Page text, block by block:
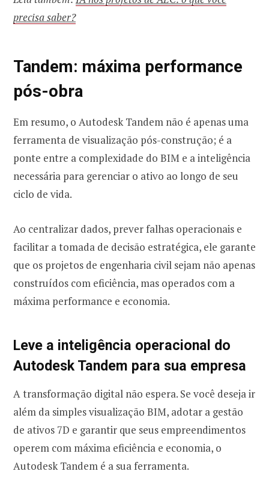
precisa saber?
Tandem: máxima performance
pós-obra
Em resumo, o Autodesk Tandem não é apenas uma
ferramenta de visualização pós-construção; é a
ponte entre a complexidade do BIM e a inteligência
necessária para gerenciar o ativo ao longo de seu
ciclo de vida.
Ao centralizar dados, prever falhas operacionais e
facilitar a tomada de decisão estratégica, ele garante
que os projetos de engenharia civil sejam não apenas
construídos com eficiência, mas operados com a
máxima performance e economia.
Leve a inteligência operacional do
Autodesk Tandem para sua empresa
A transformação digital não espera. Se você deseja ir
além da simples visualização BIM, adotar a gestão
de ativos 7D e garantir que seus empreendimentos
operem com máxima eficiência e economia, o
Autodesk Tandem é a sua ferramenta.